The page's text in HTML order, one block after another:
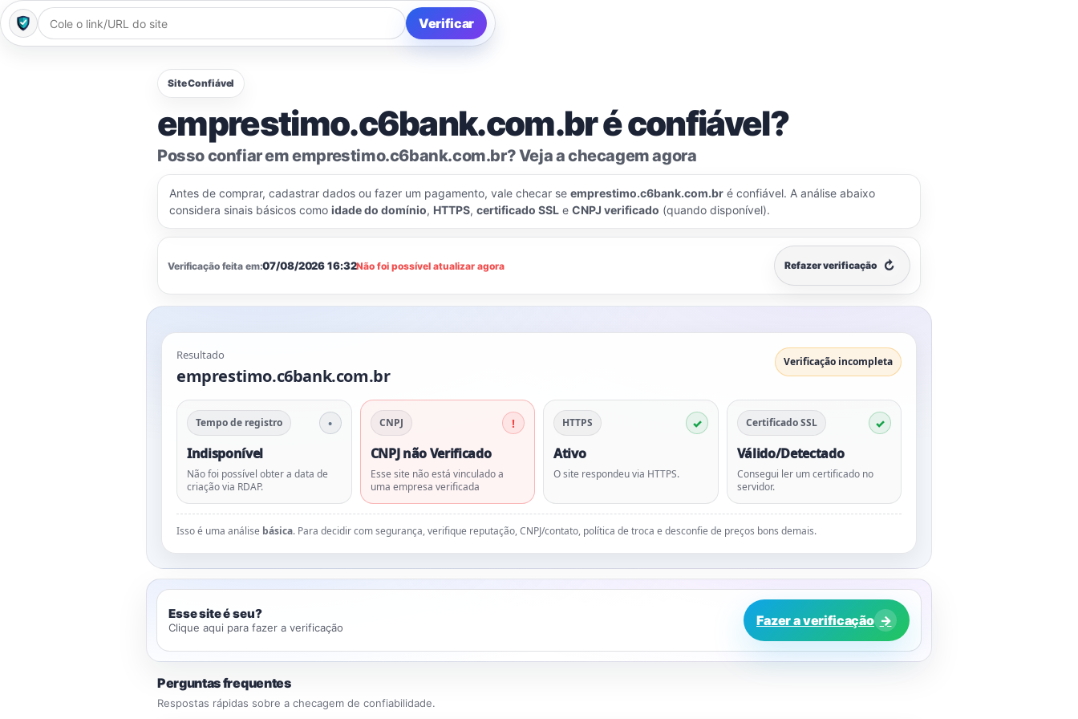
Verificar
Site Confiável
emprestimo.c6bank.com.br é confiável?
Posso confiar em emprestimo.c6bank.com.br? Veja a checagem agora
Antes de comprar, cadastrar dados ou fazer um pagamento, vale checar se emprestimo.c6bank.com.br é confiável. A análise abaixo
considera sinais básicos como idade do domínio, HTTPS, certificado SSL e CNPJ verificado (quando disponível).
Verificação feita em:07/08/2026 16:32Não foi possível atualizar agora Refazer verificação ↻
Resultado
emprestimo.c6bank.com.br
Verificação incompleta
Tempo de registro
Indisponível
Não foi possível obter a data de
criação via RDAP.
CNPJ
CNPJ não Verificado
Esse site não está vinculado a
uma empresa verificada
HTTPS
Ativo
O site respondeu via HTTPS.
Certificado SSL
Válido/Detectado
Consegui ler um certificado no
servidor.
Isso é uma análise básica. Para decidir com segurança, verifique reputação, CNPJ/contato, política de troca e desconfie de preços bons demais.
Esse site é seu?
Clique aqui para fazer a verificação Fazer a verificação →
Perguntas frequentes
Respostas rápidas sobre a checagem de confiabilidade.